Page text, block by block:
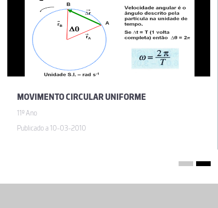
MOVIMENTO CIRCULAR UNIFORME
11º Ano
Publicado a 10-03-2010